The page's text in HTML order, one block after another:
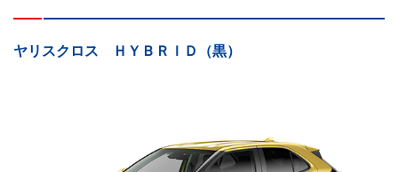
ヤリスクロス ＨＹＢＲＩＤ（黒）